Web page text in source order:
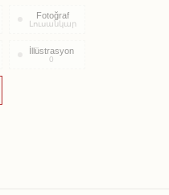
Fotoğraf
Լուսանկար
İllüstrasyon
0